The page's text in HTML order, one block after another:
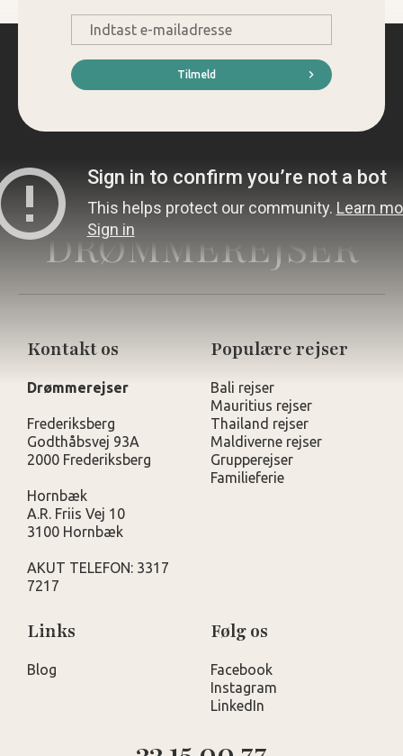
mail
*
Tilmeld
DRØMMEREJSER
Kontakt os
Drømmerejser
Frederiksberg
Godthåbsvej 93A
2000 Frederiksberg
Hornbæk
A.R. Friis Vej 10
3100 Hornbæk
AKUT TELEFON: 3317
7217
Populære rejser
Bali rejser
Mauritius rejser
Thailand rejser
Maldiverne rejser
Grupperejser
Familieferie
Links
Blog
Følg os
Facebook
Instagram
LinkedIn